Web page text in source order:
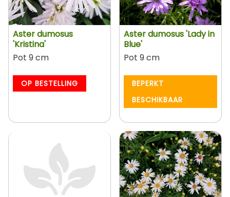
Aster dumosus
'Kristina'
Pot 9 cm
OP BESTELLING
Aster dumosus 'Lady in
Blue'
Pot 9 cm
BEPERKT
BESCHIKBAAR